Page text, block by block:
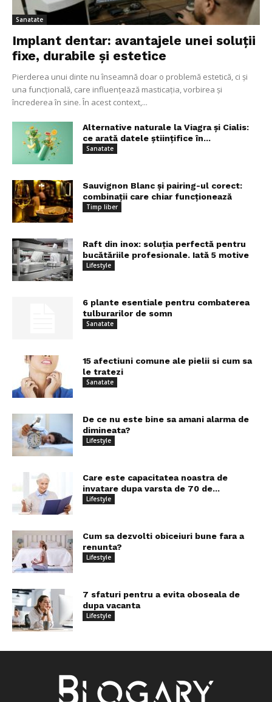
Sanatate
Implant dentar: avantajele unei soluții
fixe, durabile și estetice
Pierderea unui dinte nu înseamnă doar o problemă estetică, ci și
una funcțională, care influențează masticația, vorbirea și
încrederea în sine. În acest context,...
Alternative naturale la Viagra și Cialis:
ce arată datele științifice în...
Sanatate
Sauvignon Blanc și pairing-ul corect:
combinații care chiar funcționează
Timp liber
Raft din inox: soluția perfectă pentru
bucătăriile profesionale. Iată 5 motive
Lifestyle
6 plante esentiale pentru combaterea
tulburarilor de somn
Sanatate
15 afectiuni comune ale pielii si cum sa
le tratezi
Sanatate
De ce nu este bine sa amani alarma de
dimineata?
Lifestyle
Care este capacitatea noastra de
invatare dupa varsta de 70 de...
Lifestyle
Cum sa dezvolti obiceiuri bune fara a
renunta?
Lifestyle
7 sfaturi pentru a evita oboseala de
dupa vacanta
Lifestyle